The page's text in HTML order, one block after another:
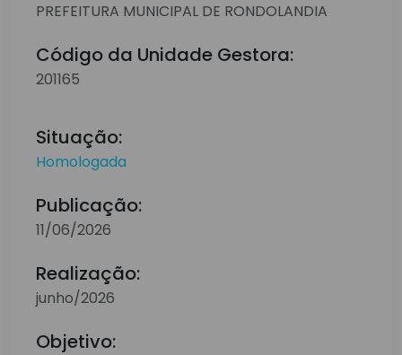
PREFEITURA MUNICIPAL DE RONDOLANDIA
Código da Unidade Gestora:
201165
Situação:
Homologada
Publicação:
11/06/2026
Realização:
junho/2026
Objetivo: